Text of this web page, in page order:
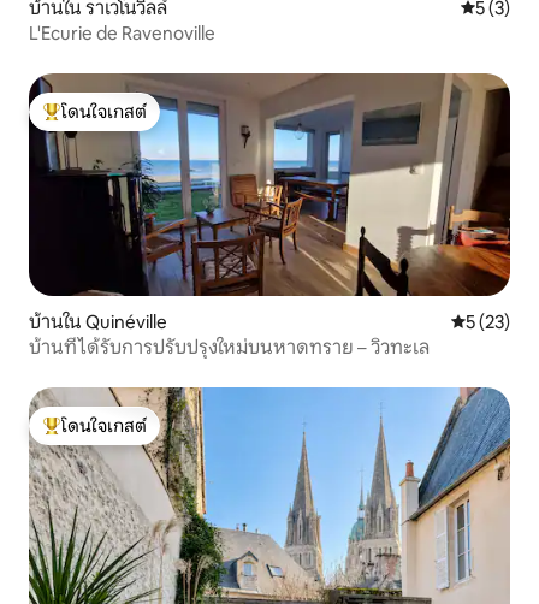
บ้านใน ราเวโนวิลล์ คะแนนเฉ
5 (3)
L'Ecurie de Ravenoville
โดนใจเกสต์ที่สุด
โดนใจเกสต์
บ้านใน Quinéville คะแนนเฉลี่
5 (23)
บ้านที่ได้รับการปรับปรุงใหม่บนหาดทราย – วิวทะเล
โดนใจเกสต์ที่สุด
โดนใจเกสต์